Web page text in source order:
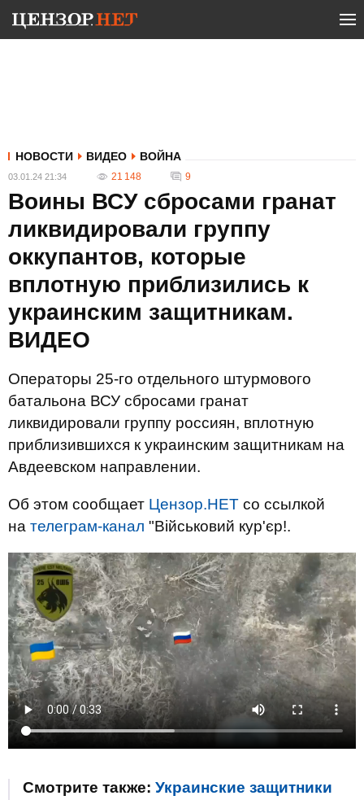
НОВОСТИ ВИДЕО ВОЙНА
03.01.24 21:34 21 148 9
Воины ВСУ сбросами гранат
ликвидировали группу
оккупантов, которые
вплотную приблизились к
украинским защитникам.
ВИДЕО
Операторы 25-го отдельного штурмового
батальона ВСУ сбросами гранат
ликвидировали группу россиян, вплотную
приблизившихся к украинским защитникам на
Авдеевском направлении.
Об этом сообщает Цензор.НЕТ со ссылкой
на телеграм-канал "Військовий кур'єр!.
Смотрите также: Украинские защитники